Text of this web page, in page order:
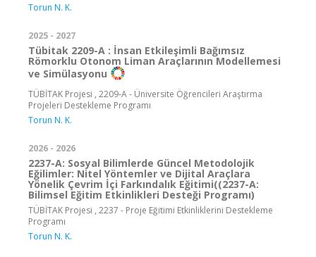
Torun N. K.
2025 - 2027
Tübitak 2209-A : İnsan Etkileşimli Bağımsız
Römorklu Otonom Liman Araçlarının Modellemesi
ve Simülasyonu
TÜBİTAK Projesi , 2209-A - Üniversite Öğrencileri Araştırma
Projeleri Destekleme Programı
Torun N. K.
2026 - 2026
2237-A: Sosyal Bilimlerde Güncel Metodolojik
Eğilimler: Nitel Yöntemler ve Dijital Araçlara
Yönelik Çevrim İçi Farkındalık Eğitimi((2237-A:
Bilimsel Eğitim Etkinlikleri Desteği Programı)
TÜBİTAK Projesi , 2237 - Proje Eğitimi Etkinliklerini Destekleme
Programı
Torun N. K.